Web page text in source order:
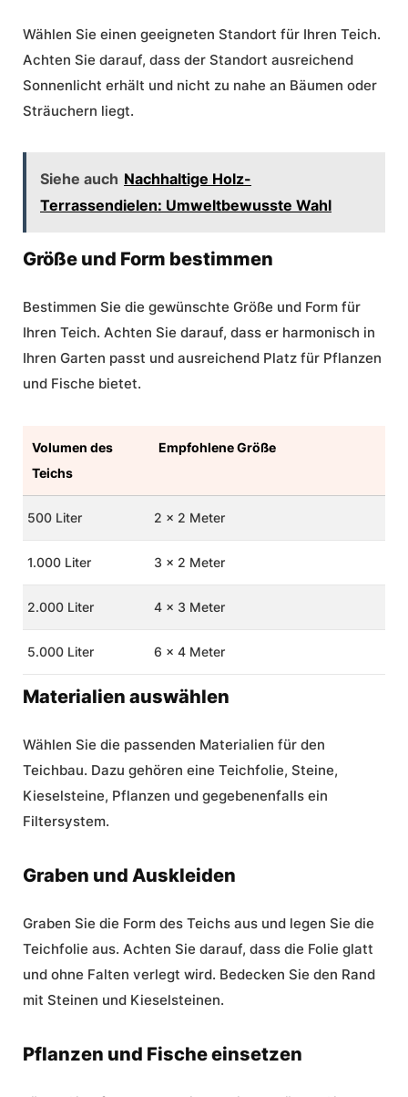
Wählen Sie einen geeigneten Standort für Ihren Teich.
Achten Sie darauf, dass der Standort ausreichend
Sonnenlicht erhält und nicht zu nahe an Bäumen oder
Sträuchern liegt.
Siehe auch Nachhaltige Holz-
Terrassendielen: Umweltbewusste Wahl
Größe und Form bestimmen
Bestimmen Sie die gewünschte Größe und Form für
Ihren Teich. Achten Sie darauf, dass er harmonisch in
Ihren Garten passt und ausreichend Platz für Pflanzen
und Fische bietet.
Volumen des
Teichs
Empfohlene Größe
500 Liter 2 x 2 Meter
1.000 Liter 3 x 2 Meter
2.000 Liter 4 x 3 Meter
5.000 Liter 6 x 4 Meter
Materialien auswählen
Wählen Sie die passenden Materialien für den
Teichbau. Dazu gehören eine Teichfolie, Steine,
Kieselsteine, Pflanzen und gegebenenfalls ein
Filtersystem.
Graben und Auskleiden
Graben Sie die Form des Teichs aus und legen Sie die
Teichfolie aus. Achten Sie darauf, dass die Folie glatt
und ohne Falten verlegt wird. Bedecken Sie den Rand
mit Steinen und Kieselsteinen.
Pflanzen und Fische einsetzen